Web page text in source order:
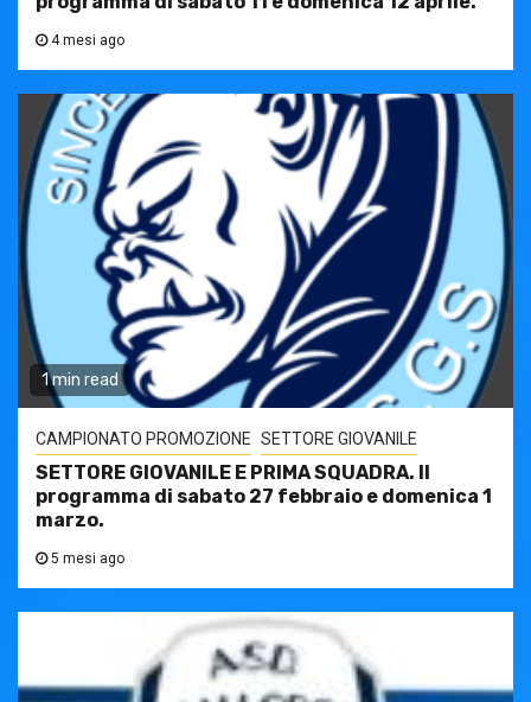
4 mesi ago
1 min read
CAMPIONATO PROMOZIONE SETTORE GIOVANILE
SETTORE GIOVANILE E PRIMA SQUADRA. Il
programma di sabato 27 febbraio e domenica 1
marzo.
5 mesi ago